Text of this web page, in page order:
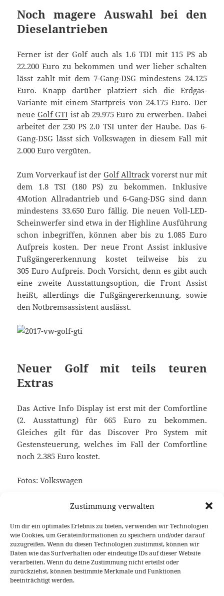
Zustimmung verwalten
Um dir ein optimales Erlebnis zu bieten, verwenden wir Technologien
wie Cookies, um Geräteinformationen zu speichern und/oder darauf
zuzugreifen. Wenn du diesen Technologien zustimmst, können wir
Daten wie das Surfverhalten oder eindeutige IDs auf dieser Website
verarbeiten. Wenn du deine Zustimmung nicht erteilst oder
zurückziehst, können bestimmte Merkmale und Funktionen
beeinträchtigt werden.
Noch magere Auswahl bei den
Dieselantrieben
Ferner ist der Golf auch als 1.6 TDI mit 115 PS ab
22.200 Euro zu bekommen und wer lieber schalten
lässt zahlt mit dem 7-Gang-DSG mindestens 24.125
Euro. Knapp darüber platziert sich die Erdgas-
Variante mit einem Startpreis von 24.175 Euro. Der
neue Golf GTI ist ab 29.975 Euro zu erwerben. Dabei
arbeitet der 230 PS 2.0 TSI unter der Haube. Das 6-
Gang-DSG lässt sich Volkswagen in diesem Fall mit
2.000 Euro vergüten.
Zum Vorverkauf ist der Golf Alltrackvorerst nur mit
dem 1.8 TSI (180 PS) zu bekommen. Inklusive
4Motion Allradantrieb und 6-Gang-DSG sind dann
mindestens 33.650 Euro fällig. Die neuen Voll-LED-
Scheinwerfer sind etwa in der Highline Ausführung
schon inbegriffen, können aber bis zu 1.085 Euro
Aufpreis kosten. Der neue Front Assist inklusive
Fußgängererkennung kostet teilweise bis zu
305 Euro Aufpreis. Doch Vorsicht, denn es gibt auch
eine zweite Ausstattungsoption, die Front Assist
heißt, allerdings die Fußgängererkennung, sowie
den Notbremsassistent auslässt.
Neuer Golf mit teils teuren
Extras
Das Active Info Display ist erst mit der Comfortline
(2. Ausstattung) für 665 Euro zu bekommen.
Gleiches gilt für das Discover Pro System mit
Gestensteuerung, welches im Fall der Comfortline
noch 2.385 Euro kostet.
Fotos: Volkswagen
Keine verwandten Posts gefunden.
Veröffentlicht
am
3. Dezember 2016 Autor
Fabian Meßner Kategorien
News Schlagwörter
EA 211
evo,Preisübersicht, VW Golf
Beitragsnavigation